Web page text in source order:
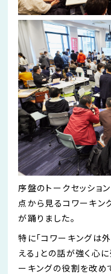
序盤のトークセッショ
点から見るコワーキン
が踊りました。
特に「コワーキングは
える」との話が強く心
ーキングの役割を改め